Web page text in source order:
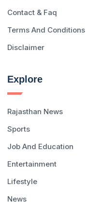
Contact & Faq
Terms And Conditions
Disclaimer
Explore
Rajasthan News
Sports
Job And Education
Entertainment
Lifestyle
News